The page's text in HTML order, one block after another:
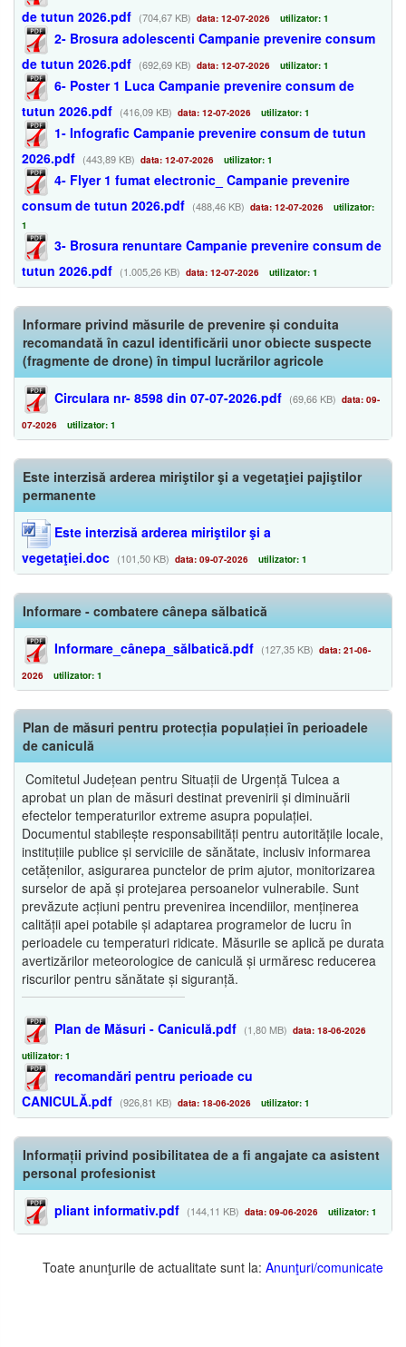
de tutun 2026.pdf (704,67 KB) data: 12-07-2026 utilizator: 1
2- Brosura adolescenti Campanie prevenire consum
de tutun 2026.pdf (692,69 KB) data: 12-07-2026 utilizator: 1
6- Poster 1 Luca Campanie prevenire consum de
tutun 2026.pdf (416,09 KB) data: 12-07-2026 utilizator: 1
1- Infografic Campanie prevenire consum de tutun
2026.pdf (443,89 KB) data: 12-07-2026 utilizator: 1
4- Flyer 1 fumat electronic_ Campanie prevenire
consum de tutun 2026.pdf (488,46 KB) data: 12-07-2026
utilizator:
1
3- Brosura renuntare Campanie prevenire consum de
tutun 2026.pdf (1.005,26 KB) data: 12-07-2026 utilizator: 1
Informare privind măsurile de prevenire și conduita
recomandată în cazul identificării unor obiecte suspecte
(fragmente de drone) în timpul lucrărilor agricole
Circulara nr- 8598 din 07-07-2026.pdf (69,66 KB) data: 09-
07-2026 utilizator: 1
Este interzisă arderea miriştilor şi a vegetaţiei pajiştilor
permanente
Este interzisă arderea miriştilor şi a
vegetaţiei.doc (101,50 KB) data: 09-07-2026 utilizator: 1
Informare - combatere cânepa sălbatică
Informare_cânepa_sălbatică.pdf (127,35 KB) data: 21-06-
2026 utilizator: 1
Plan de măsuri pentru protecția populației în perioadele
de caniculă
Comitetul Județean pentru Situații de Urgență Tulcea a
aprobat un plan de măsuri destinat prevenirii și diminuării
efectelor temperaturilor extreme asupra populației.
Documentul stabilește responsabilități pentru autoritățile locale,
instituțiile publice și serviciile de sănătate, inclusiv informarea
cetățenilor, asigurarea punctelor de prim ajutor, monitorizarea
surselor de apă și protejarea persoanelor vulnerabile. Sunt
prevăzute acțiuni pentru prevenirea incendiilor, menținerea
calității apei potabile și adaptarea programelor de lucru în
perioadele cu temperaturi ridicate. Măsurile se aplică pe durata
avertizărilor meteorologice de caniculă și urmăresc reducerea
riscurilor pentru sănătate și siguranță.
Plan de Măsuri - Caniculă.pdf (1,80 MB) data: 18-06-2026
utilizator: 1
recomandări pentru perioade cu
CANICULĂ.pdf (926,81 KB) data: 18-06-2026 utilizator: 1
Informații privind posibilitatea de a fi angajate ca asistent
personal profesionist
pliant informativ.pdf (144,11 KB) data: 09-06-2026 utilizator: 1
Toate anunţurile de actualitate sunt la: Anunţuri/comunicate